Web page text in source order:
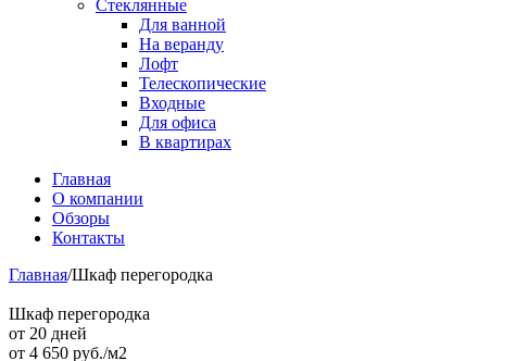
Стеклянные
Для ванной
На веранду
Лофт
Телескопические
Входные
Для офиса
В квартирах
Главная
О компании
Обзоры
Контакты
Главная/Шкаф перегородка
Шкаф перегородка
от 20 дней
от 4 650 руб./м2